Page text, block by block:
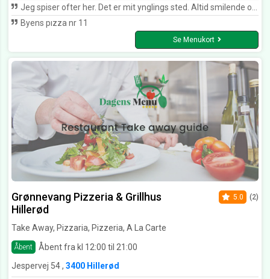
Jeg spiser ofter her. Det er mit ynglings sted. Altid smilende og glade betjening
Byens pızza nr 11
Se Menukort
Grønnevang Pizzeria & Grillhus
Hillerød
Take Away, Pizzaria, Pizzeria, A La Carte
Åbent Åbent fra kl 12:00 til 21:00
5.0 (2)
Jespervej 54 , 3400 Hillerød